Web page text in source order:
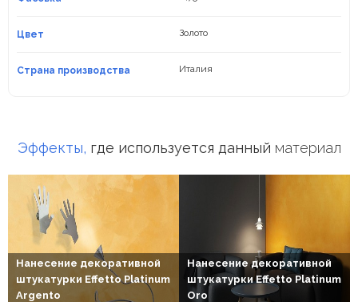
Цвет Золото
Страна производства Италия
Эффекты, где используется данный материал
Нанесение декоративной
штукатурки Effetto Platinum
Argento
Нанесение декоративной
штукатурки Effetto Platinum
Oro